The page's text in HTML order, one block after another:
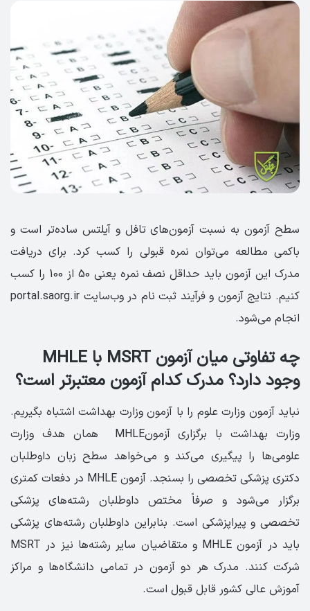
سطح آزمون به نسبت آزمون‌های تافل و آیلتس ساده‌تر است و
باکمی مطالعه می‌توان نمره قبولی را کسب کرد. برای دریافت
مدرک این آزمون باید حداقل نصف نمره یعنی 50 از 100 را کسب
کنیم. نتایج آزمون و فرآیند ثبت نام در وب‌سایت portal.saorg.ir
انجام می‌شود.
وجود دارد؟ مدرک کدام آزمون معتبرتر است؟
نباید آزمون وزارت علوم را با آزمون وزارت بهداشت اشتباه بگیریم.
وزارت بهداشت با برگزاری آزمونMHLE همان هدف وزارت
علومی‌ها را پیگیری می‌کند و می‌خواهد سطح زبان داوطلبان
دکتری پزشکی تخصصی را بسنجد. آزمون MHLE در دفعات کمتری
برگزار می‌شود و صرفاً مختص داوطلبان رشته‌های پزشکی
تخصصی و پیراپزشکی است. بنابراین داوطلبان رشته‌های پزشکی
باید در آزمون MHLE و متقاضیان سایر رشته‌ها نیز در MSRT
شرکت کنند. مدرک هر دو آزمون در تمامی دانشگاه‌ها و مراکز
آموزش عالی کشور قابل قبول است.